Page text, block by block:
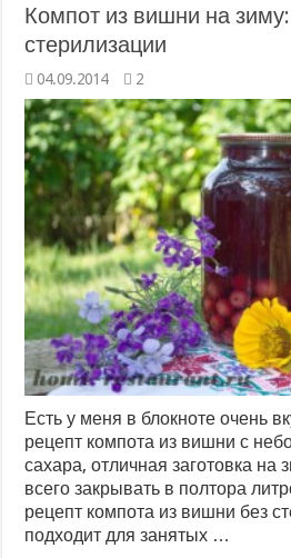
Компот из вишни на
стерилизации
04.09.2014 2
Есть у меня в блокноте очень
рецепт компота из вишни с
сахара, отличная заготовка на
всего закрывать в полтора
рецепт компота из вишни без
подходит для занятых …